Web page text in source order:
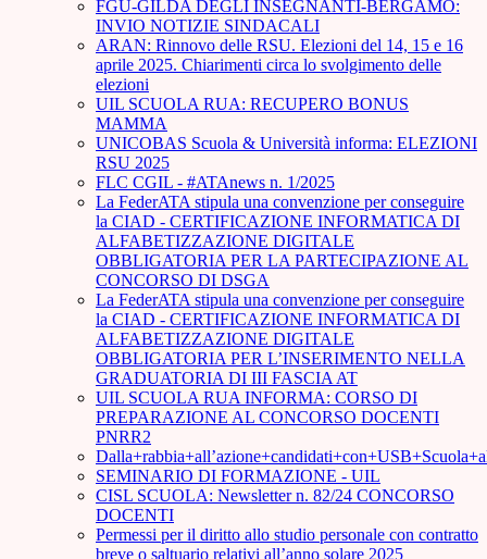
FGU-GILDA DEGLI INSEGNANTI-BERGAMO:
INVIO NOTIZIE SINDACALI
ARAN: Rinnovo delle RSU. Elezioni del 14, 15 e 16
aprile 2025. Chiarimenti circa lo svolgimento delle
elezioni
UIL SCUOLA RUA: RECUPERO BONUS
MAMMA
UNICOBAS Scuola & Università informa: ELEZIONI
RSU 2025
FLC CGIL - #ATAnews n. 1/2025
La FederATA stipula una convenzione per conseguire
la CIAD - CERTIFICAZIONE INFORMATICA DI
ALFABETIZZAZIONE DIGITALE
OBBLIGATORIA PER LA PARTECIPAZIONE AL
CONCORSO DI DSGA
La FederATA stipula una convenzione per conseguire
la CIAD - CERTIFICAZIONE INFORMATICA DI
ALFABETIZZAZIONE DIGITALE
OBBLIGATORIA PER L’INSERIMENTO NELLA
GRADUATORIA DI III FASCIA AT
UIL SCUOLA RUA INFORMA: CORSO DI
PREPARAZIONE AL CONCORSO DOCENTI
PNRR2
SEMINARIO DI FORMAZIONE - UIL
CISL SCUOLA: Newsletter n. 82/24 CONCORSO
DOCENTI
Permessi per il diritto allo studio personale con contratto
breve o saltuario relativi all’anno solare 2025